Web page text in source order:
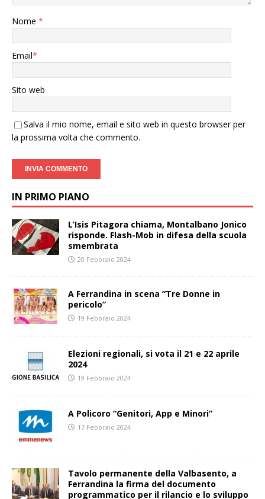
Nome *
Email*
Sito web
Salva il mio nome, email e sito web in questo browser per
la prossima volta che commento.
IN PRIMO PIANO
L’Isis Pitagora chiama, Montalbano Jonico
risponde. Flash-Mob in difesa della scuola
smembrata
20 Febbraio 2024
A Ferrandina in scena “Tre Donne in
pericolo”
19 Febbraio 2024
Elezioni regionali, si vota il 21 e 22 aprile
2024
19 Febbraio 2024
A Policoro “Genitori, App e Minori”
17 Febbraio 2024
Tavolo permanente della Valbasento, a
Ferrandina la firma del documento
programmatico per il rilancio e lo sviluppo